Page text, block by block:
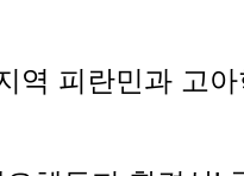
역 피란민과 고